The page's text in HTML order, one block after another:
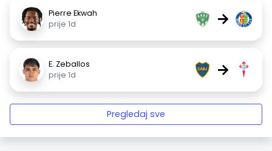
Pierre Ekwah
prije 1d
→
E. Zeballos
prije 1d
→
Pregledaj sve